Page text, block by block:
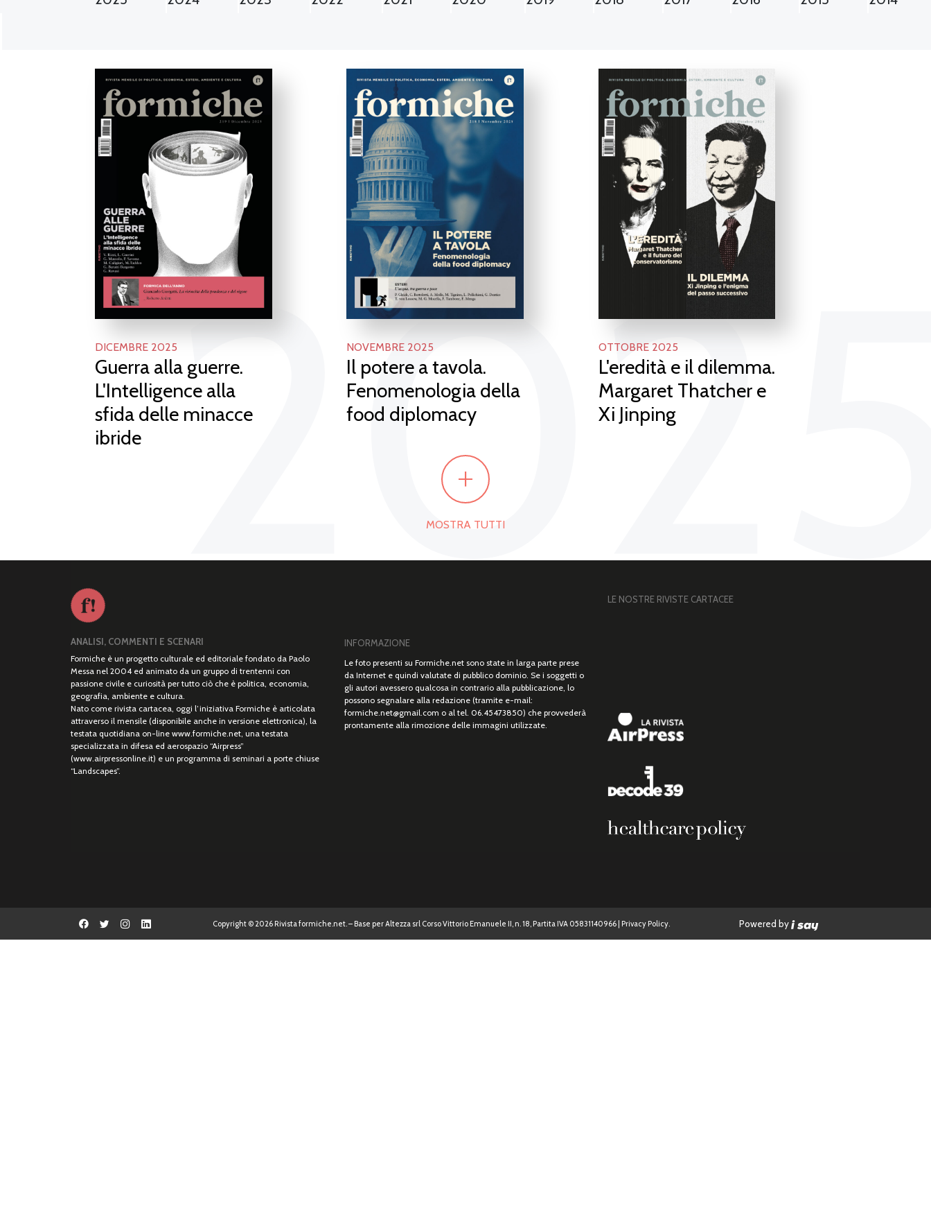
DICEMBRE 2025
Guerra alla guerre.
L'Intelligence alla
sfida delle minacce
ibride
NOVEMBRE 2025
Il potere a tavola.
Fenomenologia della
food diplomacy
OTTOBRE 2025
L'eredità e il dilemma.
Margaret Thatcher e
Xi Jinping
+
MOSTRA TUTTI
ANALISI, COMMENTI E SCENARI
Formiche è un progetto culturale ed editoriale fondato da Paolo
Messa nel 2004 ed animato da un gruppo di trentenni con
passione civile e curiosità per tutto ciò che è politica, economia,
geografia, ambiente e cultura.
Nato come rivista cartacea, oggi l’iniziativa Formiche è articolata
attraverso il mensile (disponibile anche in versione elettronica), la
testata quotidiana on-line www.formiche.net, una testata
specializzata in difesa ed aerospazio “Airpress”
(www.airpressonline.it) e un programma di seminari a porte chiuse
“Landscapes”.
INFORMAZIONE
Le foto presenti su Formiche.net sono state in larga parte prese
da Internet e quindi valutate di pubblico dominio. Se i soggetti o
gli autori avessero qualcosa in contrario alla pubblicazione, lo
possono segnalare alla redazione (tramite e-mail:
formiche.net@gmail.com o al tel. 06.45473850) che provvederà
prontamente alla rimozione delle immagini utilizzate.
LE NOSTRE RIVISTE CARTACEE